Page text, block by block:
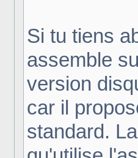
Si tu tiens
assemble
version
car il
standard.